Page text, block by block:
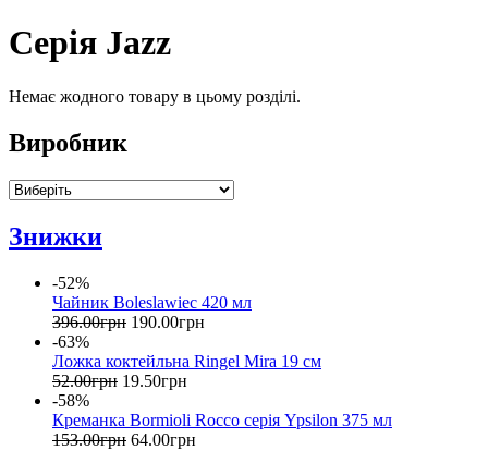
Серія Jazz
Немає жодного товару в цьому розділі.
Виробник
Знижки
-52%
Чайник Boleslawiec 420 мл
396.00грн 190.00грн
-63%
Ложка коктейльна Ringel Mira 19 см
52.00грн 19.50грн
-58%
Креманка Bormioli Rocco серія Ypsilon 375 мл
153.00грн 64.00грн